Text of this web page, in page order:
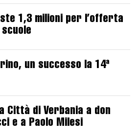
1,3 milioni per l’offerta
un successo la 14ª
Città di Verbania a don
e a Paolo Milesi